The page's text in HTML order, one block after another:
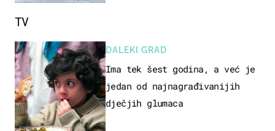
TV
DALEKI GRAD
Ima tek šest godina, a već je
jedan od najnagrađivanijih
dječjih glumaca